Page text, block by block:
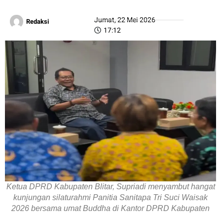
Redaksi
Jumat, 22 Mei 2026
17:12
Ketua DPRD Kabupaten Blitar, Supriadi menyambut hangat
kunjungan silaturahmi Panitia Sanitapa Tri Suci Waisak
2026 bersama umat Buddha di Kantor DPRD Kabupaten